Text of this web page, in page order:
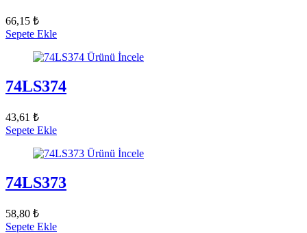
66,15 ₺
Sepete Ekle
Ürünü İncele
74LS374
43,61 ₺
Sepete Ekle
Ürünü İncele
74LS373
58,80 ₺
Sepete Ekle